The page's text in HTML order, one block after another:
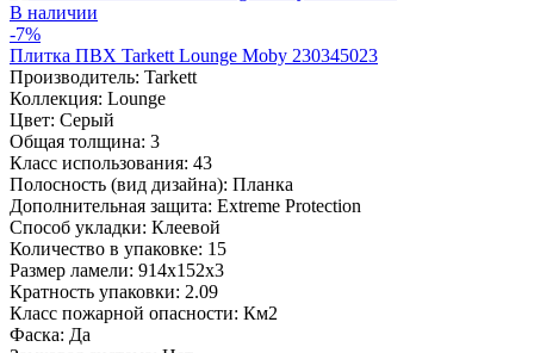
В наличии
-7%
Плитка ПВХ Tarkett Lounge Moby 230345023
Производитель: Tarkett
Коллекция: Lounge
Цвет: Серый
Общая толщина: 3
Класс использования: 43
Полосность (вид дизайна): Планка
Дополнительная защита: Extreme Protection
Способ укладки: Клеевой
Количество в упаковке: 15
Размер ламели: 914x152x3
Кратность упаковки: 2.09
Класс пожарной опасности: Км2
Фаска: Да